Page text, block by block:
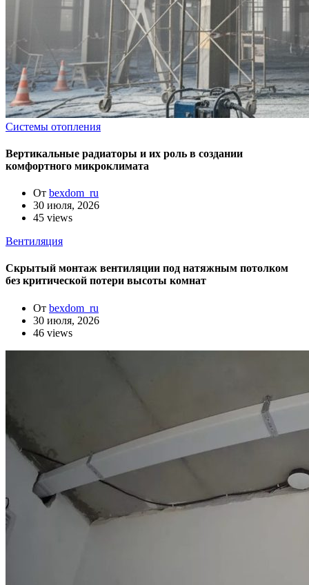
Системы отопления
Вертикальные радиаторы и их роль в создании
комфортного микроклимата
От bexdom_ru
30 июля, 2026
45 views
Вентиляция
Скрытый монтаж вентиляции под натяжным потолком
без критической потери высоты комнат
От bexdom_ru
30 июля, 2026
46 views